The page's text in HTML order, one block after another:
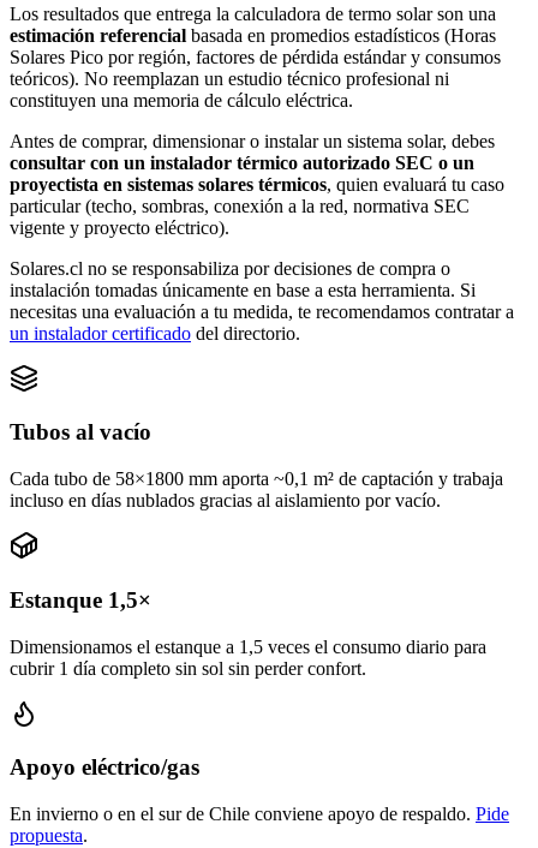
Los resultados que entrega la calculadora de termo solarson una
estimación referencial basada en promedios estadísticos (Horas
Solares Pico por región, factores de pérdida estándar y consumos
teóricos). No reemplazan un estudio técnico profesional ni
constituyen una memoria de cálculo eléctrica.
Antes de comprar, dimensionar o instalar un sistema solar, debes
consultar con un instalador térmico autorizado SEC o un
proyectista en sistemas solares térmicos, quien evaluará tu caso
particular (techo, sombras, conexión a la red, normativa SEC
vigente y proyecto eléctrico).
Solares.cl no se responsabiliza por decisiones de compra o
instalación tomadas únicamente en base a esta herramienta. Si
necesitas una evaluación a tu medida, te recomendamos contratar a
un instalador certificado del directorio.
Tubos al vacío
Cada tubo de 58×1800 mm aporta ~0,1 m² de captación y trabaja
incluso en días nublados gracias al aislamiento por vacío.
Estanque 1,5×
Dimensionamos el estanque a 1,5 veces el consumo diario para
cubrir 1 día completo sin sol sin perder confort.
Apoyo eléctrico/gas
En invierno o en el sur de Chile conviene apoyo de respaldo. Pide
propuesta.